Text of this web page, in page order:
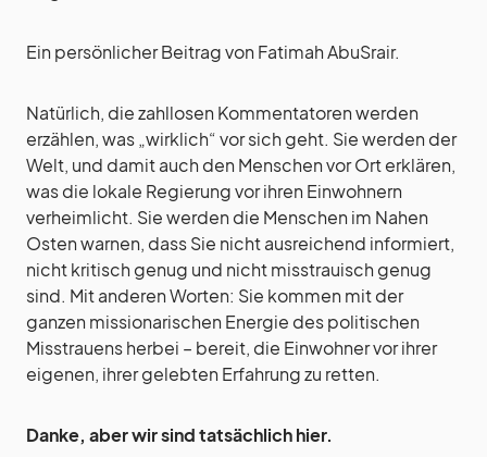
Ein persönlicher Beitrag von Fatimah AbuSrair.
Natürlich, die zahllosen Kommentatoren werden
erzählen, was „wirklich“ vor sich geht. Sie werden der
Welt, und damit auch den Menschen vor Ort erklären,
was die lokale Regierung vor ihren Einwohnern
verheimlicht. Sie werden die Menschen im Nahen
Osten warnen, dass Sie nicht ausreichend informiert,
nicht kritisch genug und nicht misstrauisch genug
sind. Mit anderen Worten: Sie kommen mit der
ganzen missionarischen Energie des politischen
Misstrauens herbei – bereit, die Einwohner vor ihrer
eigenen, ihrer gelebten Erfahrung zu retten.
Danke, aber wir sind tatsächlich hier.